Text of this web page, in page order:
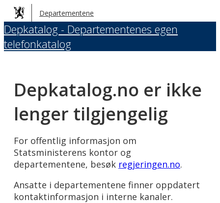
Hopp
til
hovedinnhold
Departementene
Depkatalog - Departementenes egen
telefonkatalog
Depkatalog.no er ikke
lenger tilgjengelig
For offentlig informasjon om
Statsministerens kontor og
departementene, besøk regjeringen.no.
Ansatte i departementene finner oppdatert
kontaktinformasjon i interne kanaler.